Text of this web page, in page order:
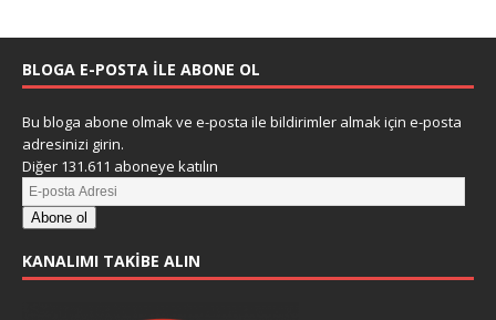
BLOGA E-POSTA ILE ABONE OL
Bu bloga abone olmak ve e-posta ile bildirimler almak için e-posta
adresinizi girin.
Diğer 131.611 aboneye katılın
Abone ol
KANALIMI TAKIBE ALIN